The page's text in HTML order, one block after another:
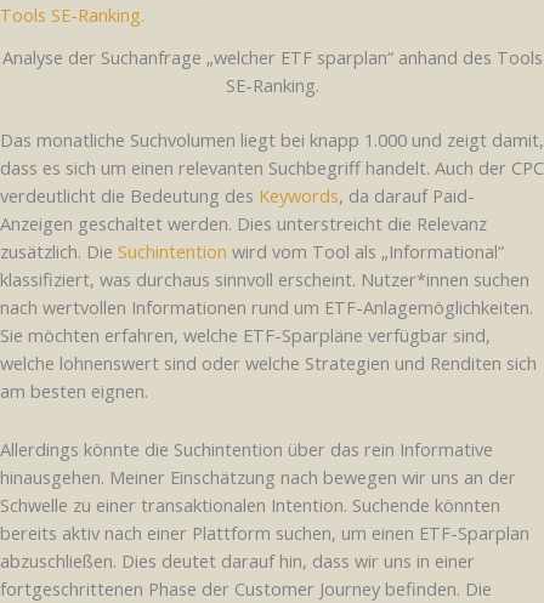
Analyse der Suchanfrage „welcher ETF sparplan“ anhand des Tools
SE-Ranking.
Das monatliche Suchvolumen liegt bei knapp 1.000 und zeigt damit,
dass es sich um einen relevanten Suchbegriff handelt. Auch der CPC
verdeutlicht die Bedeutung des Keywords, da darauf Paid-
Anzeigen geschaltet werden. Dies unterstreicht die Relevanz
zusätzlich. Die Suchintention wird vom Tool als „Informational“
klassifiziert, was durchaus sinnvoll erscheint. Nutzer*innen suchen
nach wertvollen Informationen rund um ETF-Anlagemöglichkeiten.
Sie möchten erfahren, welche ETF-Sparpläne verfügbar sind,
welche lohnenswert sind oder welche Strategien und Renditen sich
am besten eignen.
Allerdings könnte die Suchintention über das rein Informative
hinausgehen. Meiner Einschätzung nach bewegen wir uns an der
Schwelle zu einer transaktionalen Intention. Suchende könnten
bereits aktiv nach einer Plattform suchen, um einen ETF-Sparplan
abzuschließen. Dies deutet darauf hin, dass wir uns in einer
fortgeschrittenen Phase der Customer Journey befinden. Die